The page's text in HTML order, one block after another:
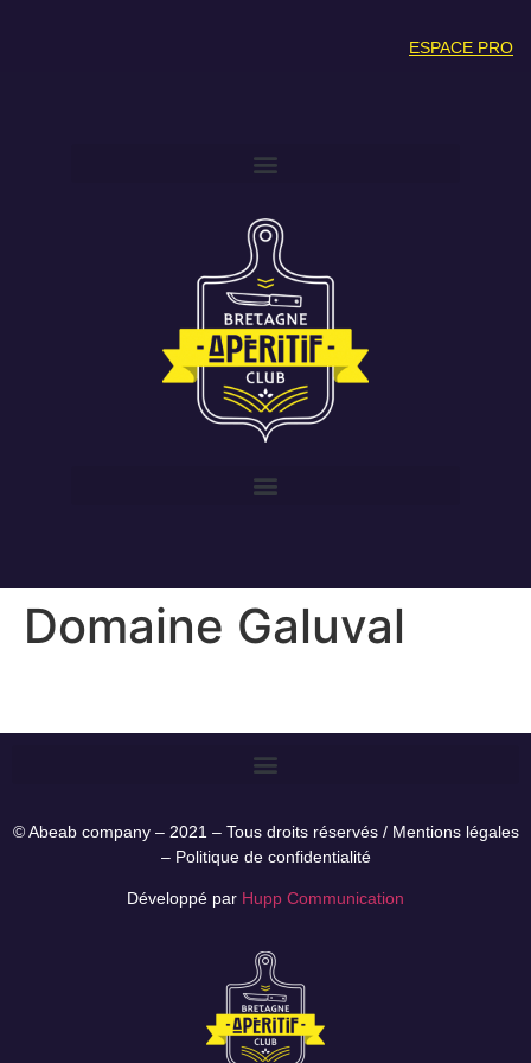
ESPACE PRO
Domaine Galuval
© Abeab company – 2021 – Tous droits réservés / Mentions légales
– Politique de confidentialité
Développé par Hupp Communication